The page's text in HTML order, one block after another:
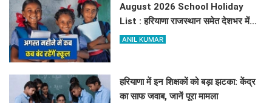
August 2026 School Holiday
List : हरियाणा राजस्थान समेत देशभर में
अगस्त महीने में कब अक़ब बंद रहेंगें स्कूल,
ANIL KUMAR
हरियाणा में इन शिक्षकों को बड़ा झटका: केंद्र
का साफ जवाब, जानें पूरा मामला